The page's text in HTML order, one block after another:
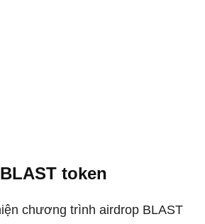
token
chương trình airdrop BLAST